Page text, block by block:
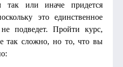
или иначе придется
это единственное
подведет. Пройти курс,
так сложно, но то, что вы